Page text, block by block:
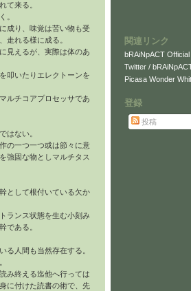
て来る。
。
成り、味覚は苦い物も受
走れる様に成る。
見えるが、実際は体のあ
叩いたりエレクトーンを
ルチコアプロセッサであ
はない。
の一つ一つ或は節々に意
強固な物としマルチタス
として根付いている欠か
ランス状態を生む小刻み
である。
る人間も当然存在する。
み終える迄他へ行っては
に付けた読書の術で、先
関連リンク
bRAiNpACT Official
Twitter /
Picasa Wonder
登録
投稿